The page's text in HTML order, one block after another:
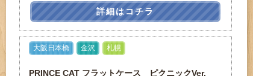
詳細はコチラ
大阪日本橋 金沢 札幌
PRINCE CAT フラットケース ピクニックVer.